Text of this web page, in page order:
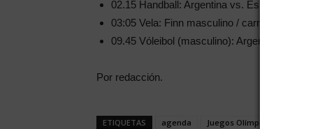
02.15 Handball: Argentina vs. España.
03:05 Vela: Finn masculino / carrera 09 y 10.
09.45 Vóleibol (masculino): Argentina vs.
Por redacción.
ETIQUETAS agenda Juegos Olímpicos 2020